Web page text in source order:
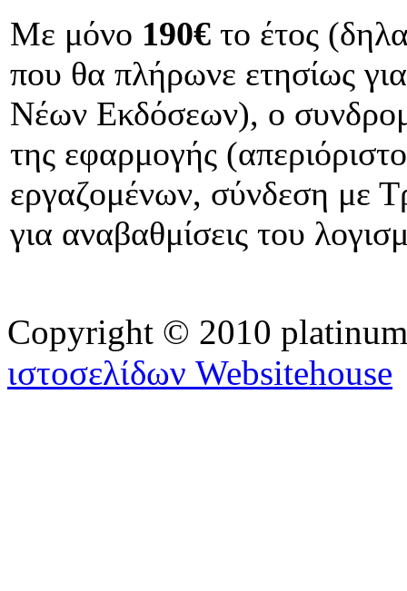
Με μόνο 190€ το έτος
που θα πλήρωνε ετησίως
Νέων Εκδόσεων), ο
της εφαρμογής
εργαζομένων, σύνδεση με
για αναβαθμίσεις του
Copyright © 2010
ιστοσελίδων Websitehouse